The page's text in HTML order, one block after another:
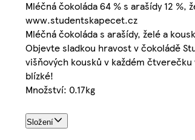
Mléčná čokoláda 64 % s arašídy 12 %,
www.studentskapecet.cz
Mléčná čokoláda s arašídy, želé a
Objevte sladkou hravost v čokoládě
višňových kousků v každém
blízké!
Množství: 0.17kg
Složení